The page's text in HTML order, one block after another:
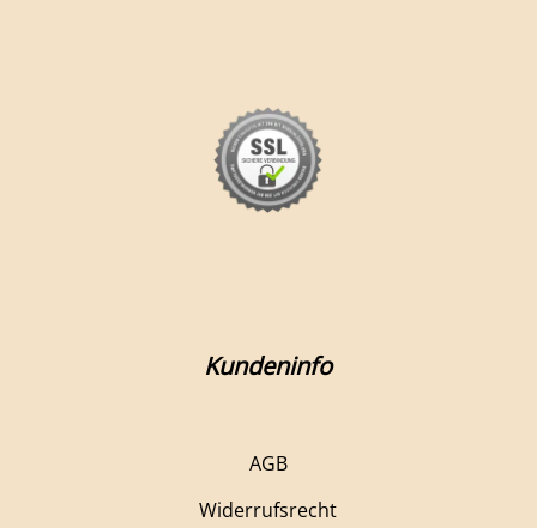
Kundeninfo
AGB
Widerrufsrecht